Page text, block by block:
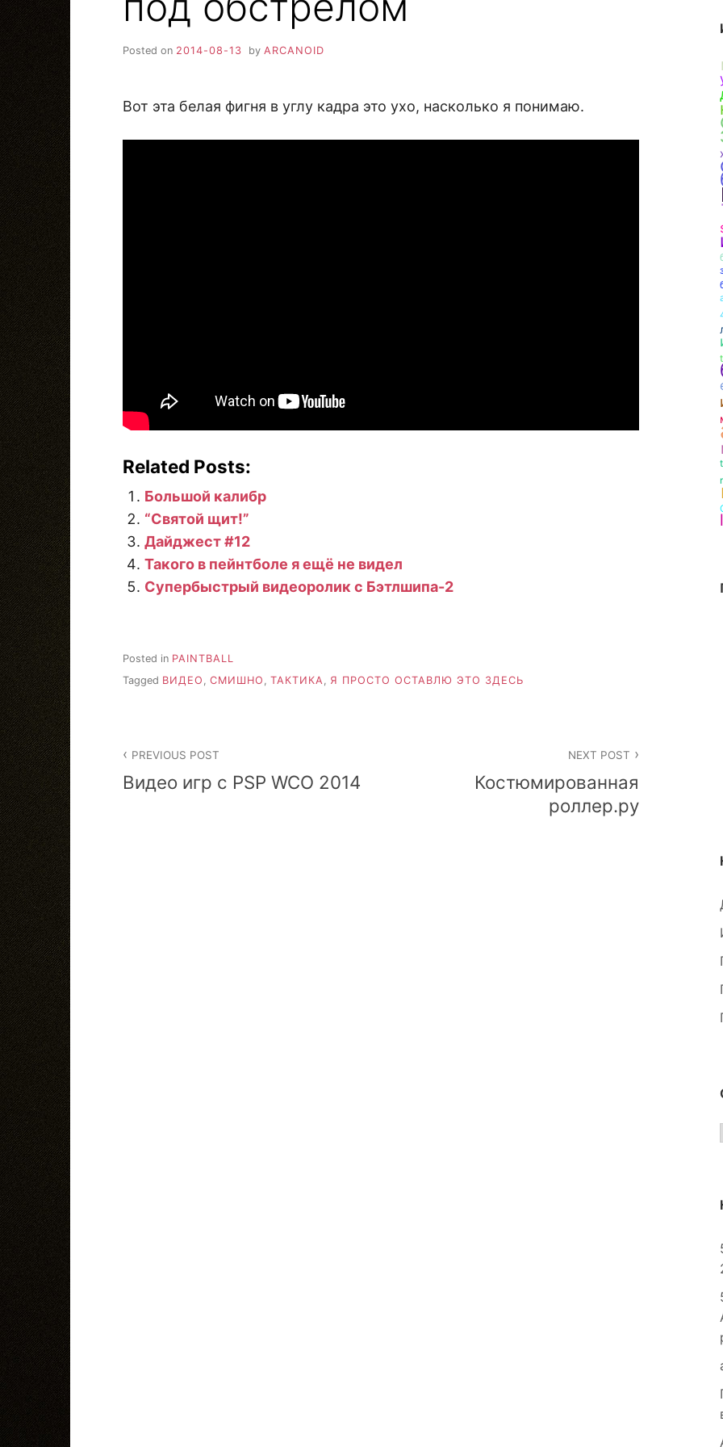
Posted on 2014-08-13 by ARCANOID
Вот эта белая фигня в углу кадра это ухо, насколько я понимаю.
Related Posts:
Большой калибр
“Святой щит!”
Дайджест #12
Такого в пейнтболе я ещё не видел
Супербыстрый видеоролик с Бэтлшипа-2
Posted in PAINTBALL
Tagged ВИДЕО СМИШНО ТАКТИКА Я ПРОСТО ОСТАВЛЮ ЭТО ЗДЕСЬ
navigation
PREVIOUS POST
Видео игр с PSP WCO 2014
NEXT POST
Костюмированная
роллер.ру
t